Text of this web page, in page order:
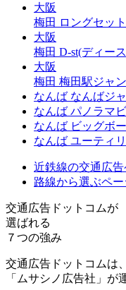
大阪
梅田 ロングセット
大阪
梅田 D-st(ディー
大阪
梅田 梅田駅ジャ
なんば なんばジ
なんば パノラマ
なんば ビッグボ
なんば ユーティ
近鉄線の交通広告
路線から選ぶペー
交通広告ドットコムが
選ばれる
７つの強み
交通広告ドットコムは
「ムサシノ広告社」が